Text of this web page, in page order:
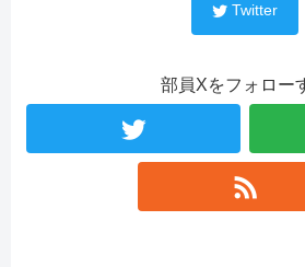
Twitter
部員Xをフォロー